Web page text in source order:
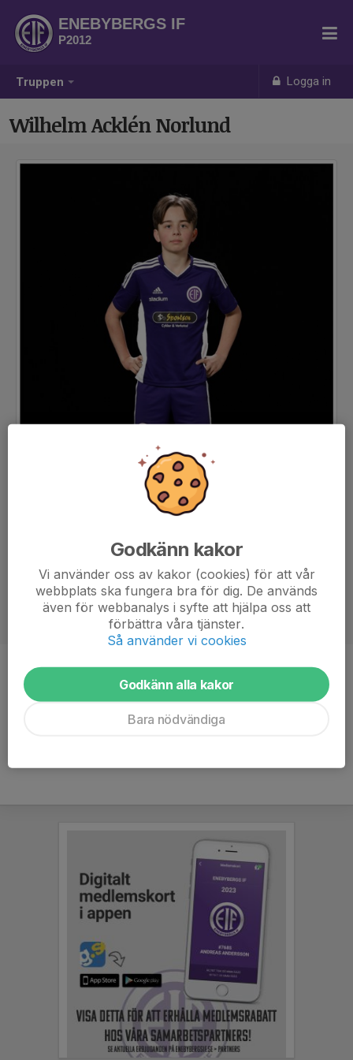
Truppen Logga in
ENEBYBERGS IF
P2012
Wilhelm Acklén Norlund
Position
Ålder
14 år
Godkänn kakor
Vi använder oss av kakor (cookies) för att vår
webbplats ska fungera bra för dig. De används
även för webbanalys i syfte att hjälpa oss att
förbättra våra tjänster.
Så använder vi cookies
Godkänn alla kakor
Bara nödvändiga